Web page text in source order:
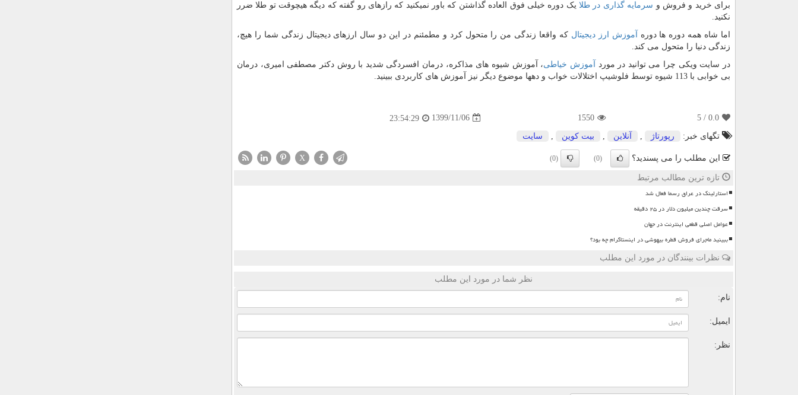
برای خرید و فروش و سرمایه گذاری در طلایک دوره خیلی فوق العاده گذاشتن که باور نمیکنید که رازهای رو گفته که دیگه هیچوقت تو طلا ضرر
نکنید.
اما شاه همه دوره ها دوره
آموزش ارز دیجیتال که واقعا زندگی من را متحول کرد و مطمئنم در این دو سال ارزهای دیجیتال زندگی شما را هیچ،
زندگی دنیا را متحول می کند.
در سایت ویکی چرا می توانید در مورد
آموزش خیاطی، آموزش شیوه های مذاکره، درمان افسردگی شدید با روش دکتر مصطفی امیری، درمان
بی خوابی با 113 شیوه توسط فلوشیپ اختلالات خواب و دهها موضوع دیگر نیز آموزش های کاربردی ببینید.
0.0
/ 5
1550
1399/11/06
23:54:29
تگهای خبر:
رپورتاژ آنلاین بیت كوین سایت
این مطلب را می پسندید؟ (0)
(0)
X
تازه ترین مطالب مرتبط
استارلینک در عراق رسما فعال شد
سرقت چندین میلیون دلار در ۲۵ دقیقه
عوامل اصلی قطعی اینترنت در جهان
ببینید ماجرای فروش قطره بیهوشی در اینستاگرام چه بود؟
نظرات بینندگان در مورد این مطلب
نظر شما در مورد این مطلب
نام:
ایمیل:
نظر: